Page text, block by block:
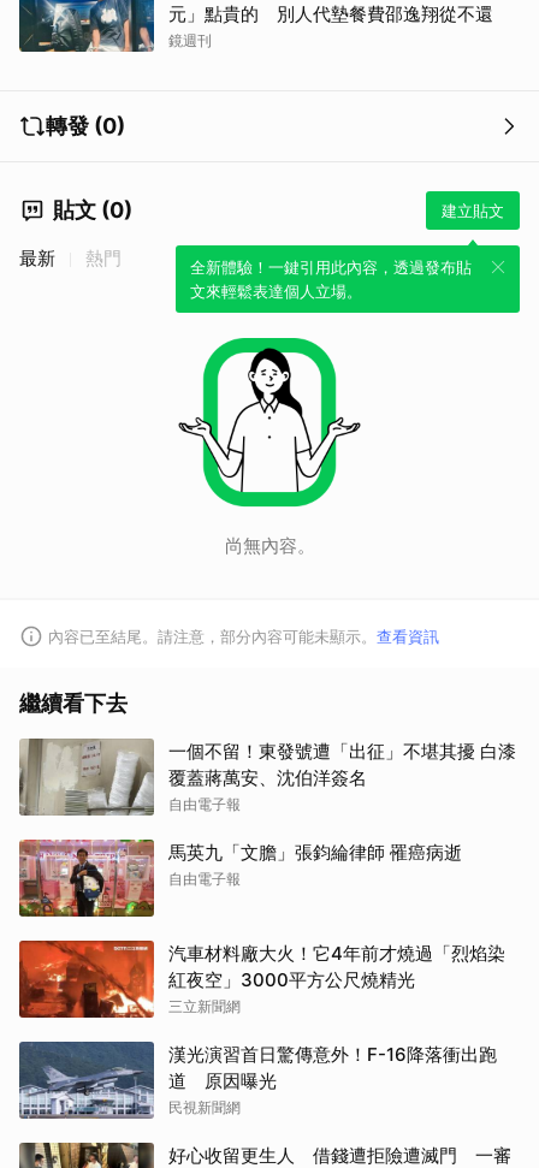
元」點貴的 別人代墊餐費邵逸翔從不還
鏡週刊
轉發 (0)
貼文 (0) 建立貼文
全新體驗！一鍵引用此內容，透過發布貼
文來輕鬆表達個人立場。
最新 熱門
尚無內容。
內容已至結尾。請注意，部分內容可能未顯示。 查看資訊
繼續看下去
一個不留！東發號遭「出征」不堪其擾 白漆
覆蓋蔣萬安、沈伯洋簽名
自由電子報
馬英九「文膽」張鈞綸律師 罹癌病逝
自由電子報
汽車材料廠大火！它4年前才燒過「烈焰染
紅夜空」3000平方公尺燒精光
三立新聞網
漢光演習首日驚傳意外！F-16降落衝出跑
道 原因曝光
民視新聞網
好心收留更生人 借錢遭拒險遭滅門 一審
取消